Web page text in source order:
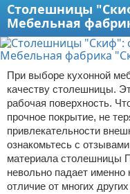
Столешницы
Мебельная
При выборе кухонной
качеству столешницы.
рабочая поверхность.
прочное покрытие, не
привлекательности
ознакомьтесь с
материала столешницы
невольно падает
отличие от многих